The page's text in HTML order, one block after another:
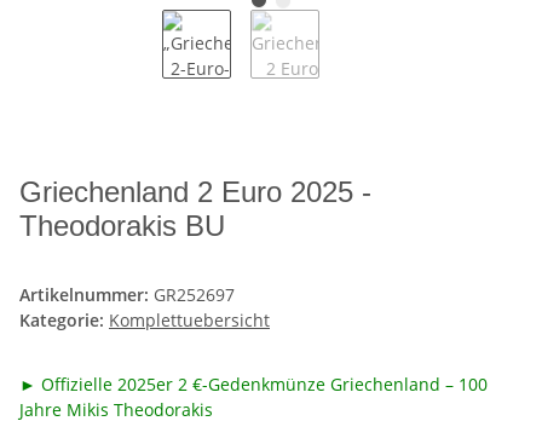
Griechenland 2 Euro 2025 -
Theodorakis BU
Artikelnummer: GR252697
Kategorie: Komplettuebersicht
► Offizielle 2025er 2 €-Gedenkmünze Griechenland – 100
Jahre Mikis Theodorakis